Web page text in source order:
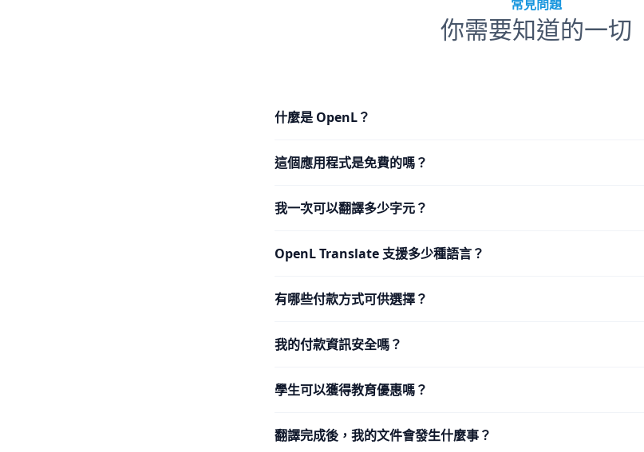
常見問題
你需要知道的一切
什麼是 OpenL？
這個應用程式是免費的嗎？
我一次可以翻譯多少字元？
OpenL Translate 支援多少種語言？
有哪些付款方式可供選擇？
我的付款資訊安全嗎？
學生可以獲得教育優惠嗎？
翻譯完成後，我的文件會發生什麼事？